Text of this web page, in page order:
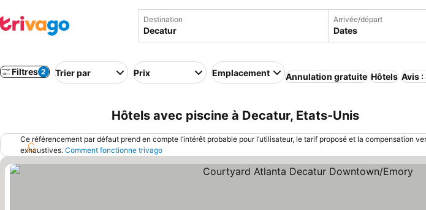
Destination Arrivée/départ
Dates
Filtres 2 Trier par Prix Emplacement Annulation gratuite Hôtels Avis
Hôtels avec piscine à Decatur, Etats-Unis
Ce référencement par défaut prend en compte l’intérêt probable pour l’utilisateur, le tarif proposé et la compensation
exhaustives. Comment fonctionne trivago